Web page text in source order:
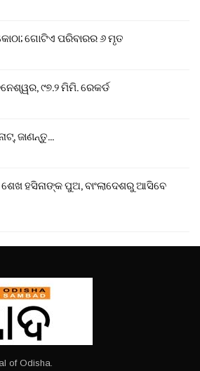
ଗୋଟିଏ ପରିବାରର ୬ ମୃତ
୯୭.୨ ମିମି. ରେକର୍ଡ
ଜାଣନ୍ତୁ…
ହସିନାଙ୍କ ପୁଅ, ବାଂଲାଦେଶରୁ ଆସିବେ
of Odisha.